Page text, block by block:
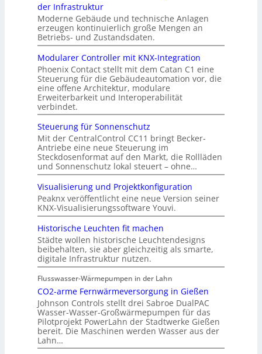
der Infrastruktur
Moderne Gebäude und technische Anlagen
erzeugen kontinuierlich große Mengen an
Betriebs- und Zustandsdaten.
Modularer Controller mit KNX-Integration
Phoenix Contact stellt mit dem Catan C1 eine
Steuerung für die Gebäudeautomation vor, die
eine offene Architektur, modulare
Erweiterbarkeit und Interoperabilität
verbindet.
Steuerung für Sonnenschutz
Mit der CentralControl CC11 bringt Becker-
Antriebe eine neue Steuerung im
Steckdosenformat auf den Markt, die Rollläden
und Sonnenschutz lokal steuert – ohne…
Visualisierung und Projektkonfiguration
Peaknx veröffentlicht eine neue Version seiner
KNX-Visualisierungssoftware Youvi.
Historische Leuchten fit machen
Städte wollen historische Leuchtendesigns
beibehalten, sie aber gleichzeitig als smarte,
digitale Infrastruktur nutzen.
Flusswasser-Wärmepumpen in der Lahn
CO2-arme Fernwärmeversorgung in Gießen
Johnson Controls stellt drei Sabroe DualPAC
Wasser-Wasser-Großwärmepumpen für das
Pilotprojekt PowerLahn der Stadtwerke Gießen
bereit. Die Maschinen werden Wasser aus der
Lahn…